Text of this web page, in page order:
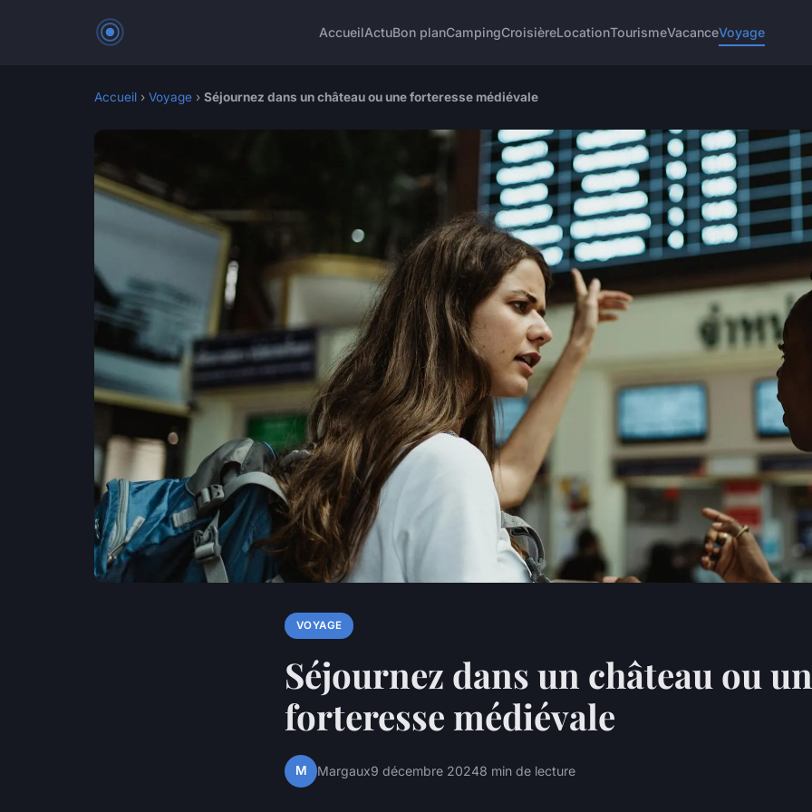
AccueilActuBon planCampingCroisièreLocationTourismeVacanceVoyage
Accueil › Voyage › Séjournez dans un château ou une forteresse médiévale
VOYAGE
Séjournez dans un château ou
forteresse médiévale
M Margaux9 décembre 20248 min de lecture